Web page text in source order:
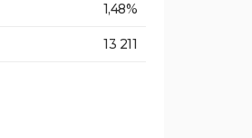
1,48%
13 211